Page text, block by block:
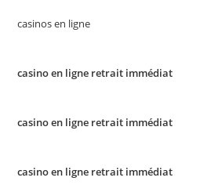
casinos en ligne
casino en ligne retrait immédiat
casino en ligne retrait immédiat
casino en ligne retrait immédiat